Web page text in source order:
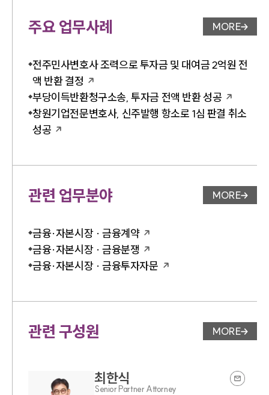
주요 업무사례 업무사례
MORE
전주민사변호사 조력으로 투자금 및 대여금 2억원 전
액 반환 결정
부당이득반환청구소송, 투자금 전액 반환 성공
창원기업전문변호사, 신주발행 항소로 1심 판결 취소
성공
관련 업무분야 업무분야
MORE
금융·자본시장 · 금융계약
금융·자본시장 · 금융분쟁
금융·자본시장 · 금융투자자문
관련 구성원 변호사 페
MORE
최한식
Senior Partner Attorney